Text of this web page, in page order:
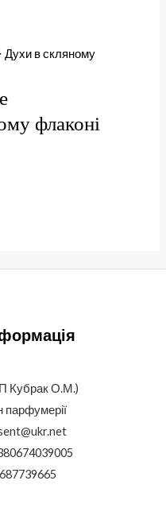
флаконі
Кубрак О.М.)
парфумерії